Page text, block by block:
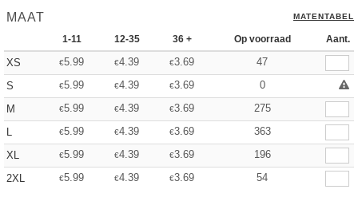
MAAT MATENTABEL
1-11 12-35 36 + Op voorraad Aant.
XS €5.99 €4.39 €3.69
47
S
€5.99 €4.39 €3.69
0
M
€5.99 €4.39 €3.69
275
L
€5.99 €4.39 €3.69
363
XL
€5.99 €4.39 €3.69
196
2XL
€5.99 €4.39 €3.69 54